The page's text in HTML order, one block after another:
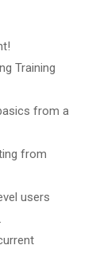
Training
from a
from
users